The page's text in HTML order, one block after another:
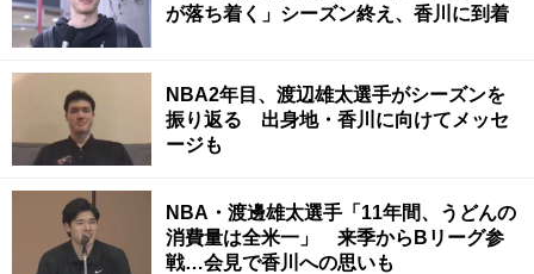
が落ち着く」シーズン終え、香川に到着
NBA2年目、渡辺雄太選手がシーズンを
振り返る 出身地・香川に向けてメッセ
ージも
NBA・渡邊雄太選手「11年間、うどんの
消費量は全米一」 来季からBリーグ参
戦…会見で香川への思いも